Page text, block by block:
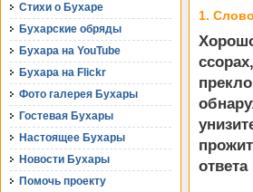
Стихи о Бухаре
Бухарские обряды
Бухара на YouTube
Бухара на Flickr
Фото галерея Бухары
Гостевая Бухары
Настоящее Бухары
Новости Бухары
Помочь проекту
1.